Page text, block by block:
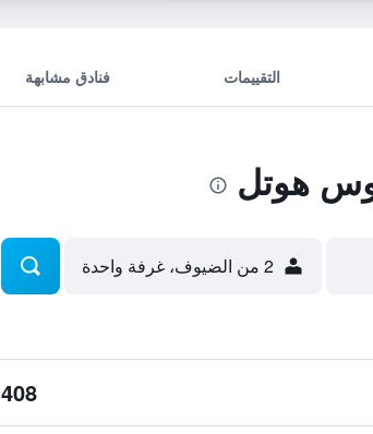
التقييمات فنادق مشابهة
هوتل
2 من الضيوف، غرفة واحدة
408 ﷼